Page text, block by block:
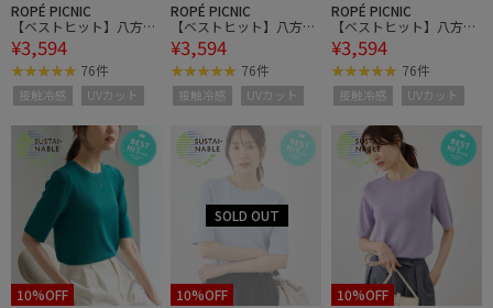
ROPÉ PICNIC
【ベストヒット】八方映
えニット ハーフスリーブ
ニット/UVカット・接触
冷感・イージーケア
¥3,594
76件
接触冷感 UVカット
ROPÉ PICNIC
【ベストヒット】八方映
えニット ハーフスリーブ
ニット/UVカット・接触
冷感・イージーケア
¥3,594
76件
接触冷感 UVカット
ROPÉ PICNIC
【ベストヒット】八方映
えニット ハーフスリーブ
ニット/UVカット・接触
冷感・イージーケア
¥3,594
76件
接触冷感 UVカット
10%OFF
10%OFF
10%OFF